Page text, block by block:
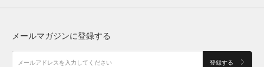
アクセサリー
アクセサリー
シューズ
メールマガジンに登録する
登録する